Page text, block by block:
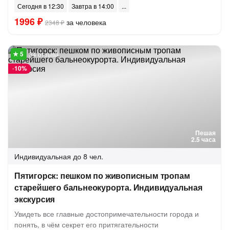
Сегодня в 12:30 Завтра в 14:00
1996 ₽ 2348 ₽ за человека
Пешая
2.5 часа
-10%
34 отзыва
Индивидуальная до 8 чел.
Пятигорск: пешком по живописным тропам
старейшего бальнеокурорта. Индивидуальная
экскурсия
Увидеть все главные достопримечательности города и
понять, в чём секрет его притягательности